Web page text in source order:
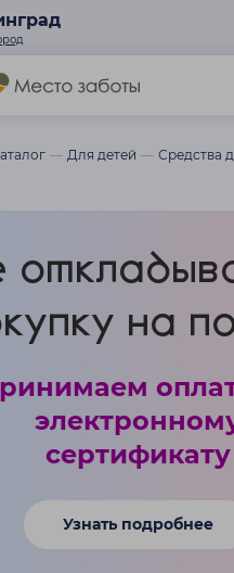
Для детей Средства
на
сертификату
Узнать подробнее